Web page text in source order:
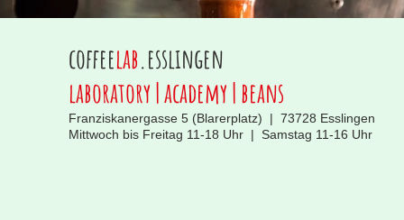
coffeelab.esslingen
laboratory | academy | beans
Franziskanergasse 5 (Blarerplatz) | 73728 Esslingen
Mittwoch bis Freitag 11-18 Uhr | Samstag 11-16 Uhr